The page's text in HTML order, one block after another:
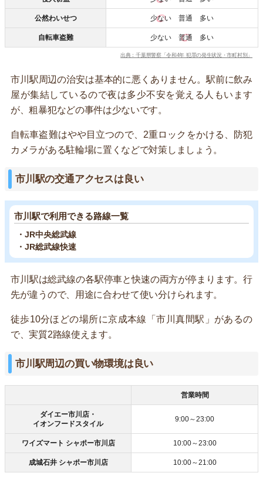
公然わいせつ 少ない 普通 多い
自転車盗難 少ない 普通 多い
出典：千葉県警察「令和4年 犯罪の発生状況・市町村別」
市川駅周辺の治安は基本的に悪くありません。駅前に飲み
屋が集結しているので夜は多少不安を覚える人もいます
が、粗暴犯などの事件は少ないです。
自転車盗難はやや目立つので、2重ロックをかける、防犯
カメラがある駐輪場に置くなどで対策しましょう。
市川駅の交通アクセスは良い
市川駅で利用できる路線一覧
・JR中央総武線
・JR総武線快速
市川駅は総武線の各駅停車と快速の両方が停まります。行
先が違うので、用途に合わせて使い分けられます。
徒歩10分ほどの場所に京成本線「市川真間駅」があるの
で、実質2路線使えます。
市川駅周辺の買い物環境は良い
営業時間
ダイエー市川店・
イオンフードスタイル
9:00～23:00
ワイズマート シャポー市川店 10:00～23:00
成城石井 シャポー市川店 10:00～21:00